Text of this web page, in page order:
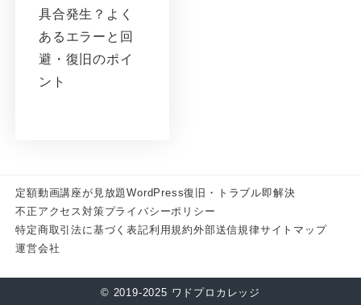
具合発生？よく
あるエラーと回
避・復旧のポイ
ント
定額動画講座が見放題WordPress復旧・トラブル即解決
不正アクセス対策プライバシーポリシー
特定商取引法に基づく表記利用規約外部送信規律サイトマップ
運営会社
© 2019-2025 ワドプロカレッジ